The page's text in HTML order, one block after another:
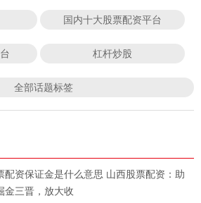
国内十大股票配资平台
杠杆炒股
全部话题标签
配资保证金是什么意思 山西股票配资：助
金三晋，放大收